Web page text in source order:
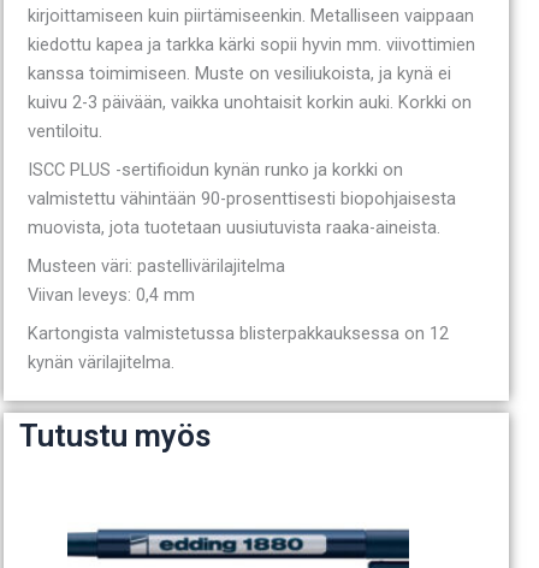
kirjoittamiseen kuin piirtämiseenkin. Metalliseen vaippaan
kiedottu kapea ja tarkka kärki sopii hyvin mm. viivottimien
kanssa toimimiseen. Muste on vesiliukoista, ja kynä ei
kuivu 2-3 päivään, vaikka unohtaisit korkin auki. Korkki on
ventiloitu.
ISCC PLUS -sertifioidun kynän runko ja korkki on
valmistettu vähintään 90-prosenttisesti biopohjaisesta
muovista, jota tuotetaan uusiutuvista raaka-aineista.
Musteen väri: pastellivärilajitelma
Viivan leveys: 0,4 mm
Kartongista valmistetussa blisterpakkauksessa on 12
kynän värilajitelma.
Tutustu myös